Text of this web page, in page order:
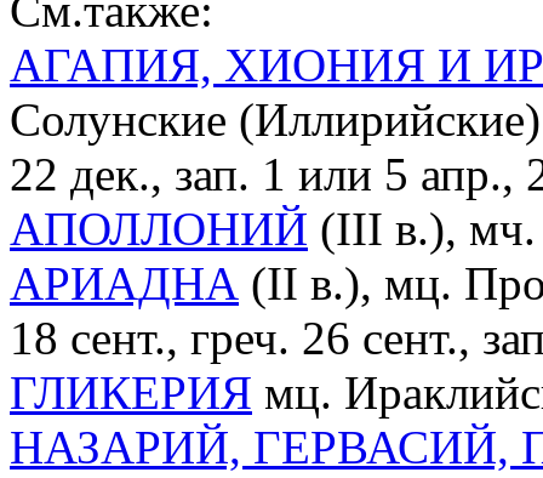
См.также:
АГАПИЯ, ХИОНИЯ И
Солунские
22 дек., зап. 1 или 5 апр.,
АПОЛЛОНИЙ (III в.),
АРИАДНА (II в.), мц.
18 сент., греч. 26 сент.,
ГЛИКЕРИЯ мц.
НАЗАРИЙ, ГЕРВАСИЙ,